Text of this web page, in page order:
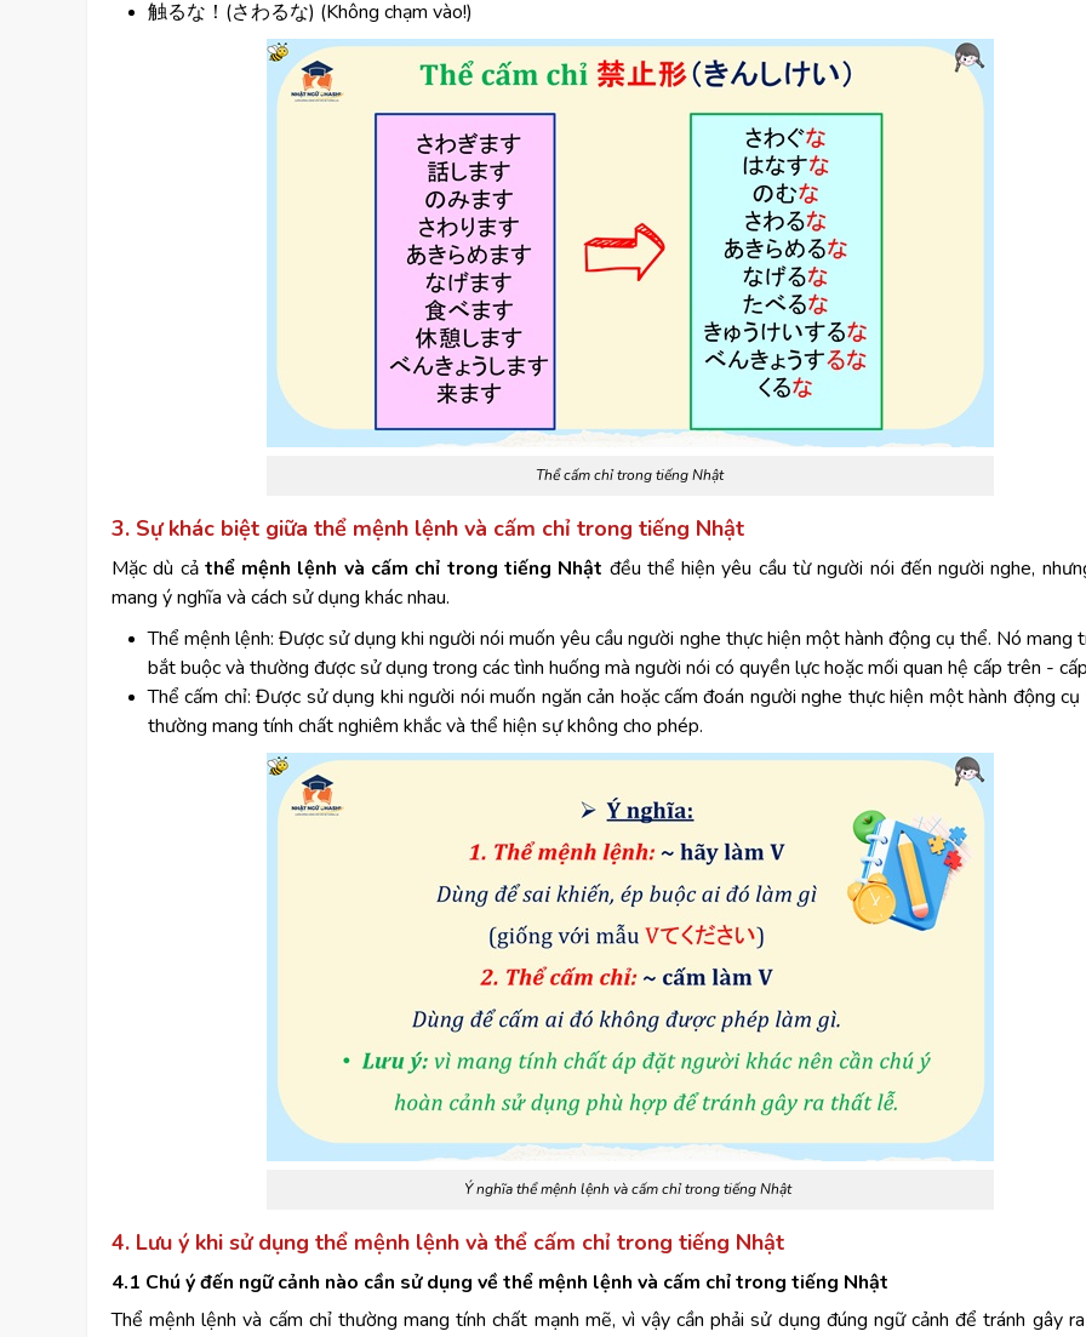
触るな！(さわるな) (Không chạm vào!)
Thể cấm chỉ trong tiếng Nhật
3. Sự khác biệt giữa thể mệnh lệnh và cấm chỉ trong tiếng Nhật
Mặc dù cả thể mệnh lệnh và cấm chỉ trong tiếng Nhật đều thể hiện yêu cầu từ người nói đến người nghe,
mang ý nghĩa và cách sử dụng khác nhau.
Thể mệnh lệnh: Được sử dụng khi người nói muốn yêu cầu người nghe thực hiện một hành động cụ thể. Nó mang
bắt buộc và thường được sử dụng trong các tình huống mà người nói có quyền lực hoặc mối quan hệ cấp trên -
Thể cấm chỉ: Được sử dụng khi người nói muốn ngăn cản hoặc cấm đoán người nghe thực hiện một hành động
thường mang tính chất nghiêm khắc và thể hiện sự không cho phép.
Ý nghĩa thể mệnh lệnh và cấm chỉ trong tiếng Nhật
4. Lưu ý khi sử dụng thể mệnh lệnh và thể cấm chỉ trong tiếng Nhật
4.1 Chú ý đến ngữ cảnh nào cần sử dụng về thể mệnh lệnh và cấm chỉ trong tiếng Nhật
Thể mệnh lệnh và cấm chỉ thường mang tính chất mạnh mẽ, vì vậy cần phải sử dụng đúng ngữ cảnh để tránh gây